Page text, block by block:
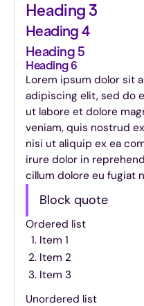
Heading 3
Heading 4
Heading 5
Heading 6
Lorem ipsum dolor sit
adipiscing elit, sed do
ut labore et dolore
veniam, quis nostrud
nisi ut aliquip ex ea
irure dolor in
cillum dolore eu fugiat
Block quote
Ordered list
Item 1
Item 2
Item 3
Unordered list